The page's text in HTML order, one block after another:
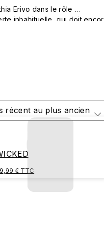
Erivo dans le rôle
inhabituelle, qui doit
récent au plus ancien
€ TTC